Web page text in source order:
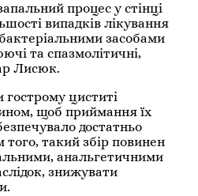
процес у стінці
випадків лікування
засобами
та спазмолітичні,
Лисюк.
гострому циститі
щоб приймання їх
достатньо
того, такий збір повинен
анальгетичними
знижувати